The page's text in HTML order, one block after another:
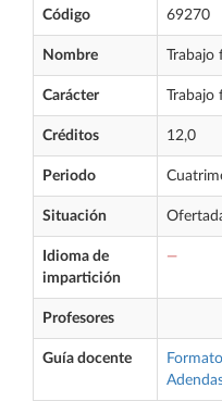
Código 69270
Nombre
Carácter
Créditos 12,0
Periodo
Situación
Idioma de
impartición
—
Profesores
Guía docente